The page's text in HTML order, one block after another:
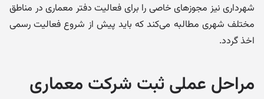
شهرداری نیز مجوزهای خاصی را برای فعالیت دفتر معماری در مناطق
مختلف شهری مطالبه می‌کند که باید پیش از شروع فعالیت رسمی
اخذ گردد.
مراحل عملی ثبت شرکت معماری